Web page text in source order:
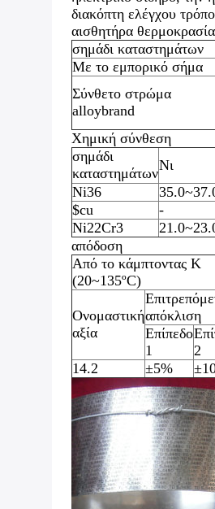
διακόπτη ελέγχου
αισθητήρα
σημάδι καταστημάτων
Με το εμπορικό σήμα
Σύνθετο στρώμα
alloybrand
Χημική σύνθεση
σημάδι
καταστημάτωνΝι
Ni36
$cu
-
Ni22Cr3
απόδοση
Από το κάμπτοντας Κ
(20~135ºC)
Ονομαστική
αξία
απόκλιση
Επίπεδο
1
2
14.2
±5%